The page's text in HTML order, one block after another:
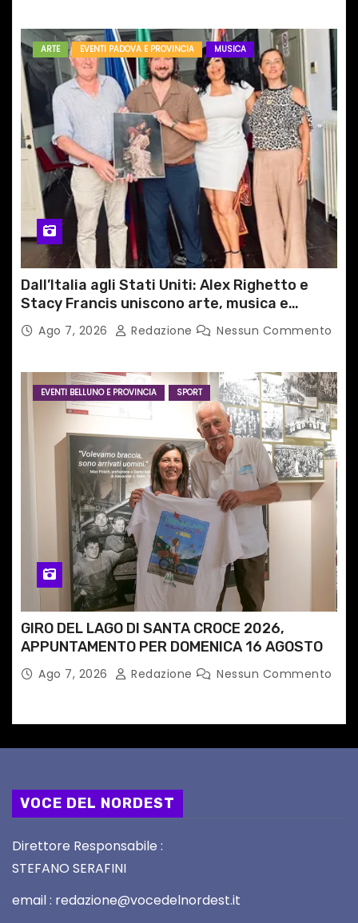
ARTE EVENTI PADOVA E PROVINCIA MUSICA
Dall’Italia agli Stati Uniti: Alex Righetto e
Stacy Francis uniscono arte, musica e
tecnologia in un nuovo progetto
internazionale”
Ago 7, 2026 Redazione Nessun Commento
EVENTI BELLUNO E PROVINCIA SPORT
GIRO DEL LAGO DI SANTA CROCE 2026,
APPUNTAMENTO PER DOMENICA 16 AGOSTO
Ago 7, 2026 Redazione Nessun Commento
VOCE DEL NORDEST
Direttore Responsabile :
STEFANO SERAFINI
email : redazione@vocedelnordest.it